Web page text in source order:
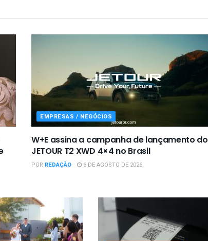
EMPRESAS / NEGÓCIOS
W+E assina a campanha de lançamento do
JETOUR T2 XWD 4×4 no Brasil
POR REDAÇÃO 6 DE AGOSTO DE 2026